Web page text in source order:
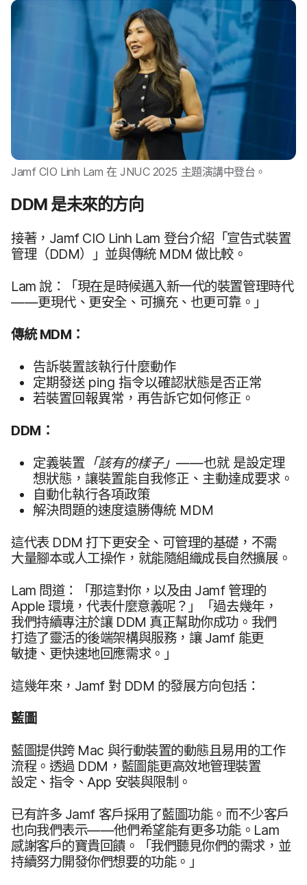
Jamf CIO Linh Lam 在 JNUC 2025 主題​演講​中登台。
DDM 是​未來​的​方向
接著， Jamf CIO Linh Lam 登台介紹​「宣告式​裝置​
管理​（DDM）」​並​與​傳統MDM做​比較。
Lam說：​「現在​是​時候​邁入​新​一代​的​裝置​管理​時代​
——​更​現代、​更​安全、​可​擴充、​也​更​可​靠。​」
傳統MDM ：
告訴​裝置​該​執行什麼動作
定期​發送 ping 指令​以確認​狀態​是否​正常
若​裝置回報​異常，​再​告訴它​如何​修正。
DDM ：
定​義​裝置 「該​有​的​樣子」 ——​也​就 是​設定​理​
想​狀態，​讓​裝置​能​自​我​修正、​主動​達成​要求。
自動化​執行​各​項​政策
解決​問題​的​速度​遠勝​傳統 MDM
這​代表DDM 打下​更​安全、​可​管理​的​基礎，​不需​
大量​腳本​或​人工​操作，​就​能​隨組織​成長​自然​擴展。
Lam 問道：​「那​這​對​你，​以及​由 Jamf 管理​的
Apple環境，​代表​什麼意義呢？」​「過去​幾​年，​
我們​持續​專注於​讓DDM 真正​幫助​你​成功。​我們​
打造​了​靈活​的​後端​架構​與​服務，​讓Jamf 能​更​
敏捷、​更​快速​地回應​需求。​」
這​幾​年​來， Jamf 對DDM 的​發展​方​向​包括：
藍圖
藍圖​提供​跨Mac 與​行動​裝置​的​動態​且​易用​的​工作​
流程。​透過DDM ，​藍圖​能​更​高效地​管理​裝置​
設定、​指令、App 安裝​與​限制。
已​有​許多 Jamf 客戶​採用​了​藍圖​功能。​而​不少​客戶​
也​向​我們​表示​——​他們​希望​能​有​更多​功能。 Lam
感謝​客戶​的​寶貴​回饋。​「我們​聽見​你們​的​需求，​並​
持續​努力​開發​你​們​想要​的​功能。​」